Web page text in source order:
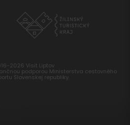
2026 Visit Liptov
podporou Ministerstva cestovného
Slovenskej republiky.